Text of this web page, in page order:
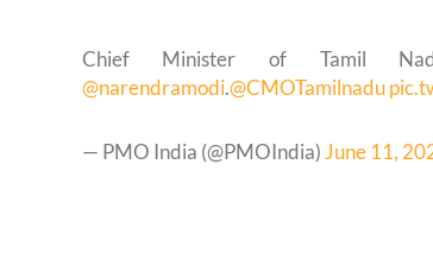
Chief Minister of Tamil
@narendramodi.@CMOTamilnadu
— PMO India (@PMOIndia)June 11,